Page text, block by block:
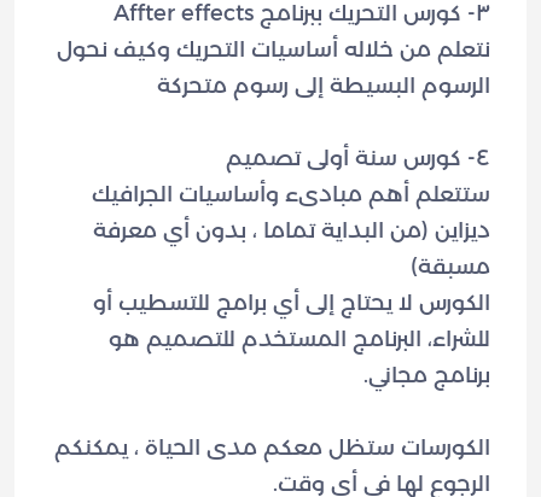
نتعلم من خلاله أساسيات التحريك وكيف نحول
ستتعلم أهم مبادىء وأساسيات الجرافيك
ديزاين (من البداية تماما ، بدون أي معرفة
الكورس لا يحتاج إلى أي برامج للتسطيب أو
للشراء، البرنامج المستخدم للتصميم هو
الكورسات ستظل معكم مدى الحياة ، يمكنكم